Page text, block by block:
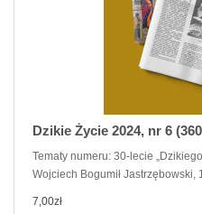
Dzikie Życie 2024, nr 6
Tematy numeru: 30-lecie
Wojciech Bogumił Jastrzębowski,
7,00zł